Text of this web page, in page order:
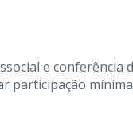
e conferência
participação